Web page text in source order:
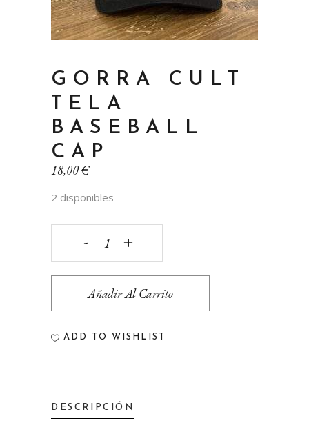
GORRA CULT
TELA
BASEBALL
CAP
18,00€
2 disponibles
BASEBALL
Añadir Al Carrito
ADD TO WISHLIST
DESCRIPCIÓN